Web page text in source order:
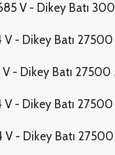
V - Dikey Batı
V - Dikey Batı
V - Dikey Batı
V - Dikey Batı 27500
V - Dikey Batı